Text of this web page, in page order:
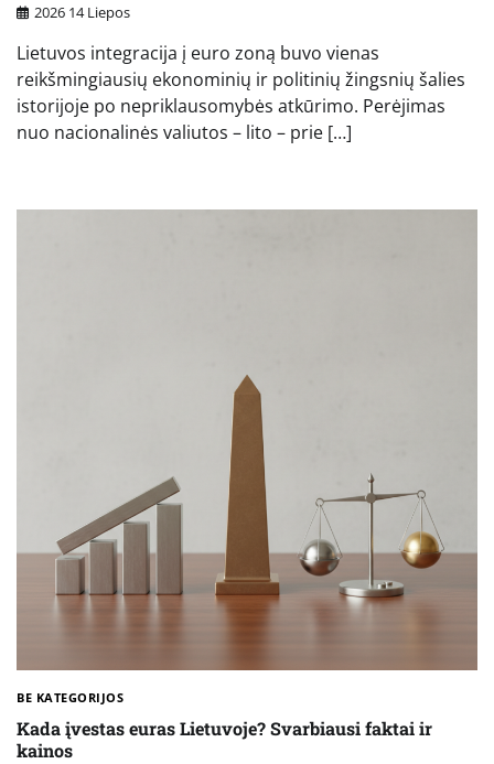
2026 14 Liepos
Lietuvos integracija į euro zoną buvo vienas
reikšmingiausių ekonominių ir politinių žingsnių šalies
istorijoje po nepriklausomybės atkūrimo. Perėjimas
nuo nacionalinės valiutos – lito – prie […]
BE KATEGORIJOS
Kada įvestas euras Lietuvoje? Svarbiausi faktai ir
kainos